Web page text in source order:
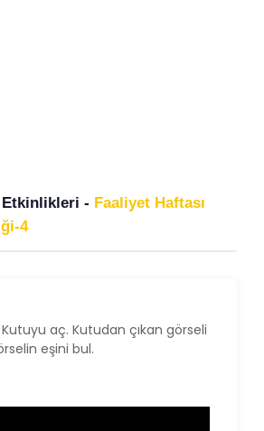
Etkinlikleri - Faaliyet Haftası
4
aç. Kutudan çıkan görseli
eşini bul.